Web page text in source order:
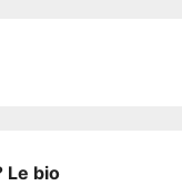
Le bio